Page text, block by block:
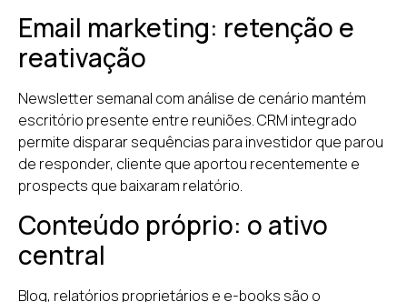
Email marketing: retenção e
reativação
Newsletter semanal com análise de cenário mantém
escritório presente entre reuniões. CRM integrado
permite disparar sequências para investidor que parou
de responder, cliente que aportou recentemente e
prospects que baixaram relatório.
Conteúdo próprio: o ativo
central
Blog, relatórios proprietários e e-books são o